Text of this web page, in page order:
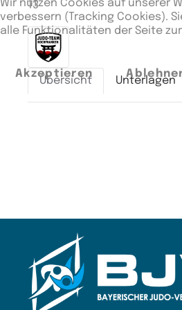
13
Übersicht Unterlagen
Wir nutzen Cookies auf unserer
verbessern (Tracking Cookies).
alle Funktionalitäten der Seite
Akzeptieren